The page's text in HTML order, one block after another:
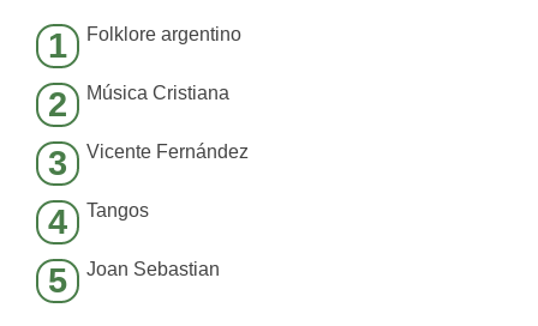
1 Folklore argentino
2 Música Cristiana
3 Vicente Fernández
4 Tangos
5 Joan Sebastian